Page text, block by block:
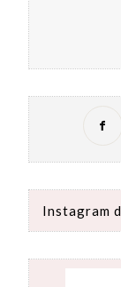
Instagram